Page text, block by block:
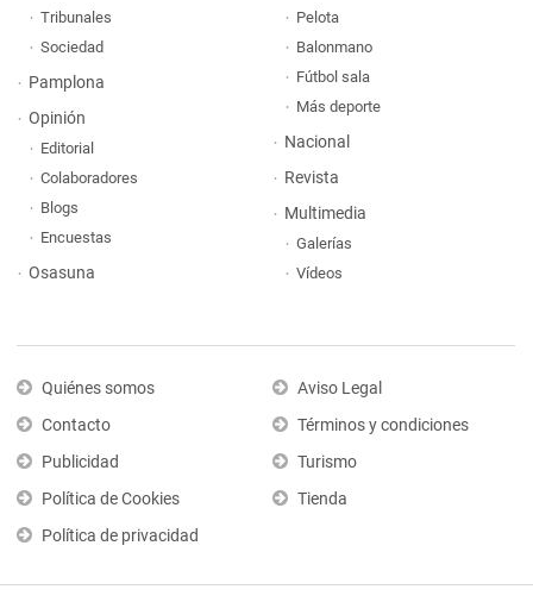
Tribunales
Sociedad
Pamplona
Opinión
Editorial
Colaboradores
Blogs
Encuestas
Osasuna
Pelota
Balonmano
Fútbol sala
Más deporte
Nacional
Revista
Multimedia
Galerías
Vídeos
Quiénes somos
Contacto
Publicidad
Política de Cookies
Política de privacidad
Aviso Legal
Términos y condiciones
Turismo
Tienda